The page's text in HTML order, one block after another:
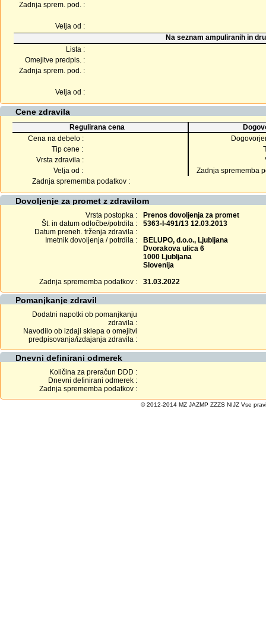
Zadnja sprem. pod. :
Velja od :
Na seznam ampuliranih in
Lista :
Omejitve predpis. :
Zadnja sprem. pod. :
Velja od :
Cene zdravila
Regulirana cena
Cena na debelo :
Tip cene :
Vrsta zdravila :
Velja od :
Zadnja sprememba
Zadnja sprememba podatkov :
Dovoljenje za promet z zdravilom
Vrsta postopka :
Prenos dovoljenja za promet
Št. in datum odločbe/potrdila :
5363-I-491/13 12.03.2013
Datum preneh. trženja zdravila :
Imetnik dovoljenja / potrdila :
BELUPO, d.o.o., Ljubljana
Dvorakova ulica 6
1000 Ljubljana
Slovenija
Zadnja sprememba podatkov :
31.03.2022
Pomanjkanje zdravil
Dodatni napotki ob pomanjkanju
zdravila :
Navodilo ob izdaji sklepa o omejitvi
predpisovanja/izdajanja zdravila :
Dnevni definirani odmerek
Količina za preračun DDD :
Dnevni definirani odmerek :
Zadnja sprememba podatkov :
© 2012-2014 MZ JAZMP ZZZS NIJZ Vse